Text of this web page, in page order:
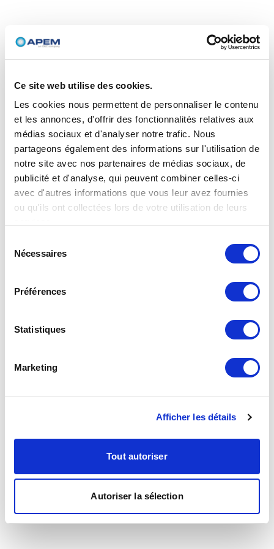
Ce site web utilise des cookies.
Les cookies nous permettent de personnaliser le contenu
et les annonces, d'offrir des fonctionnalités relatives aux
médias sociaux et d'analyser notre trafic. Nous
partageons également des informations sur l'utilisation de
notre site avec nos partenaires de médias sociaux, de
publicité et d'analyse, qui peuvent combiner celles-ci
avec d'autres informations que vous leur avez fournies
ou qu'ils ont collectées lors de votre utilisation de leurs
Nécessaires
Préférences
Statistiques
Marketing
Afficher les détails
Tout autoriser
Autoriser la sélection